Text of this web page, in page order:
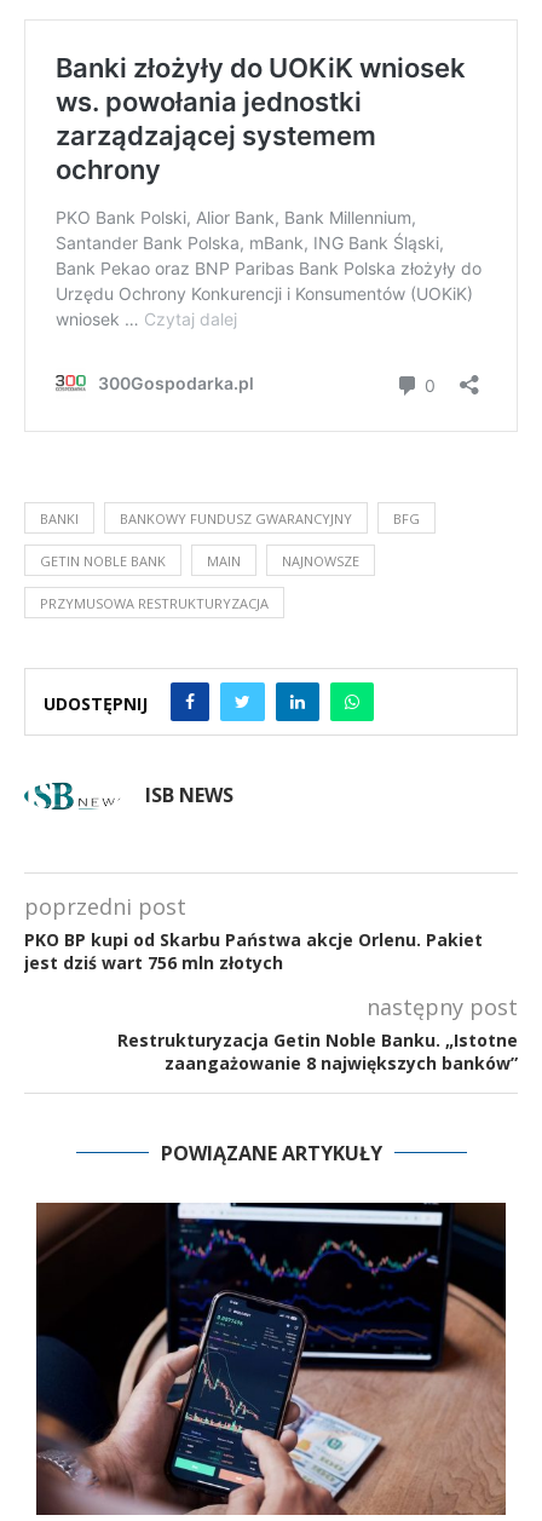
BANKI BANKOWY FUNDUSZ GWARANCYJNY BFG
GETIN NOBLE BANK MAIN NAJNOWSZE
PRZYMUSOWA RESTRUKTURYZACJA
UDOSTĘPNIJ
ISB NEWS
poprzedni post
PKO BP kupi od Skarbu Państwa akcje Orlenu. Pakiet
jest dziś wart 756 mln złotych
następny post
Restrukturyzacja Getin Noble Banku. „Istotne
zaangażowanie 8 największych banków”
POWIĄZANE ARTYKUŁY